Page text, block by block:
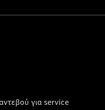
για service